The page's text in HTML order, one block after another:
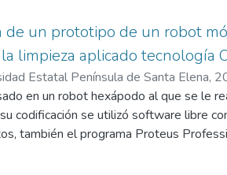
estructura existente, sobretodo, en
del brazo robot. Para el
el proyecto: Investigación
Se utilizaron técnicas e
este proyecto inicial pretende
artificial a otras modalidades de
de un prototipo de un robot
limpieza aplicado tecnología
Estatal Península de Santa Elena,
en un robot hexápodo al que se le
codificación se utilizó software libre
también el programa Proteus
del prototipo se expone